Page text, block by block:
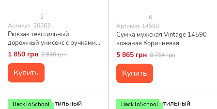
5
Артикул: 20662
Рюкзак текстильный
дорожный унисекс с ручками
Vintage 20662 Серый
1 850 грн 2 846 грн
Купить
6
Артикул: 14590
Сумка мужская Vintage 14590
кожаная Коричневая
5 865 грн 8 754 грн
Купить
BackToSchool
BackToSchool